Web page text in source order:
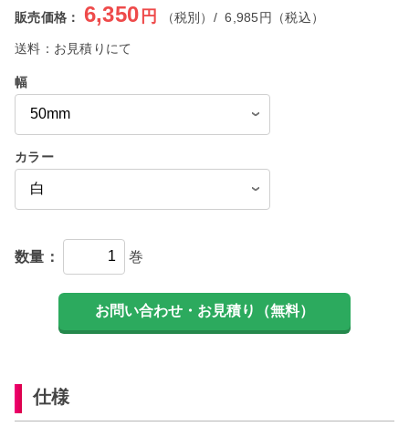
販売価格： 6,350 円 （税別）/ 6,985円（税込）
送料： お見積りにて
幅
カラー
数量： 巻
仕様